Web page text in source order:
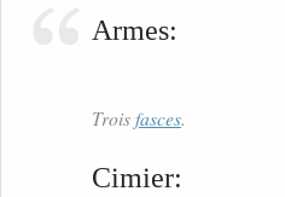
Armes:
Troisfasces.
Cimier: